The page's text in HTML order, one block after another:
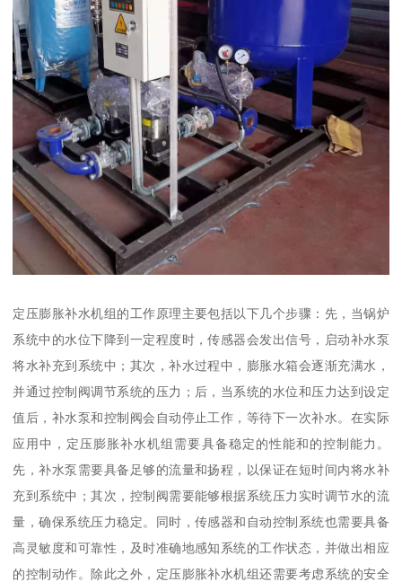
定压膨胀补水机组的工作原理主要包括以下几个步骤：先，当锅炉
系统中的水位下降到一定程度时，传感器会发出信号，启动补水泵
将水补充到系统中；其次，补水过程中，膨胀水箱会逐渐充满水，
并通过控制阀调节系统的压力；后，当系统的水位和压力达到设定
值后，补水泵和控制阀会自动停止工作，等待下一次补水。在实际
应用中，定压膨胀补水机组需要具备稳定的性能和的控制能力。
先，补水泵需要具备足够的流量和扬程，以保证在短时间内将水补
充到系统中；其次，控制阀需要能够根据系统压力实时调节水的流
量，确保系统压力稳定。同时，传感器和自动控制系统也需要具备
高灵敏度和可靠性，及时准确地感知系统的工作状态，并做出相应
的控制动作。除此之外，定压膨胀补水机组还需要考虑系统的安全